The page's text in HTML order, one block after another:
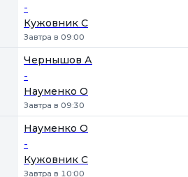
-
Кужовник С
Завтра в 09:00
Чернышов А
-
Науменко О
Завтра в 09:30
Науменко О
-
Кужовник С
Завтра в 10:00